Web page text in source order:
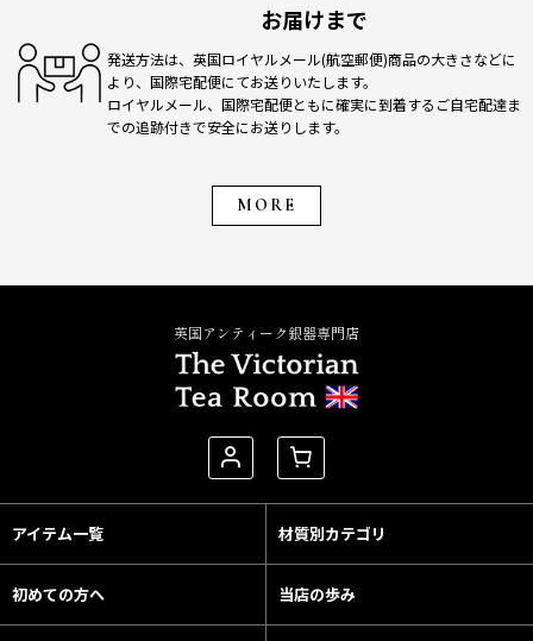
お届けまで
発送方法は、英国ロイヤルメール(航空郵便)商品の大きさなどに
より、国際宅配便にてお送りいたします。
ロイヤルメール、国際宅配便ともに確実に到着するご自宅配達ま
での追跡付きで安全にお送りします。
MORE
英国アンティーク銀器専門店
アイテム一覧 材質別カテゴリ
初めての方へ 当店の歩み